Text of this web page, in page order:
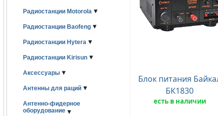
Радиостанции Motorola ▾
Радиостанции Baofeng ▾
Радиостанции Hytera ▾
Радиостанции Kirisun ▾
Аксессуары ▾
Антенны для раций ▾
Антенно-фидерное
оборудование ▾
Блок питания
БК1830
есть в наличии